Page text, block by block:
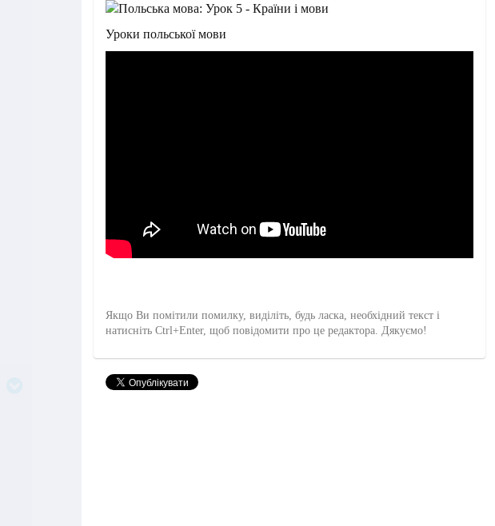
Уроки польської мови
Якщо Ви помітили помилку, виділіть, будь ласка, необхідний текст і
натисніть Ctrl+Enter, щоб повідомити про це редактора. Дякуємо!